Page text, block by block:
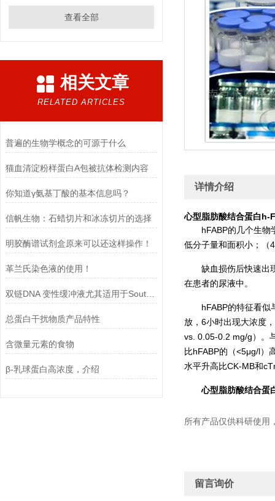
查看全部
相关文章
RELATED ARTICLES
普遍的生物学概念的可源于什么
猫血清淀粉样蛋白A包被抗体检测内容
你知道γ氨基丁酸的基本信息吗？
信帆生物：石蜡切片和冰冻切片的选择​
明胶酶谱试剂盒原来可以还这样操作！
革兰氏染色液的使用！
双链DNA 变性缓冲液尤其适用于Southern blot 实验
总蛋白干扰物质产品特性
含微量元素的食物
β-乳球蛋白高浓度，介绍
详情介绍
心型脂肪酸结合蛋白h-
hFABP的几个生物
低分子量和面积小；（
缺血损伤后快速出
在患者的尿液中。
hFABP的特征看
放，6小时出现大浓度
vs. 0.05-0.2 mg/g）。
比hFABP的（<5μg/l）
水平升高比CK-MB和
心型脂肪酸结合蛋
所有产品仅供科研使用
留言询价